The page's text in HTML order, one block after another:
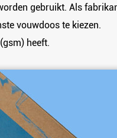
gebruikt. Als
vouwdoos te kiezen.
heeft.